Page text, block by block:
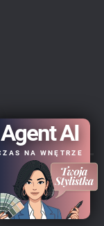
2021
Agent AI
NA WNĘTRZE